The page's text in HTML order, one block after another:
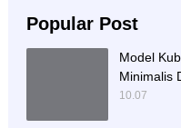
Popular Post
Model
Minimalis
10.07